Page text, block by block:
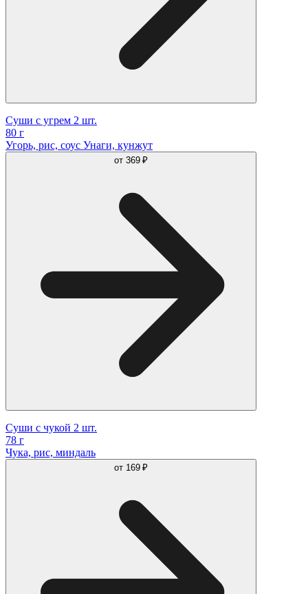
Суши с угрем 2 шт.
80 г
Угорь, рис, соус Унаги, кунжут
от 369 ₽
Суши с чукой 2 шт.
78 г
Чука, рис, миндаль
от 169 ₽